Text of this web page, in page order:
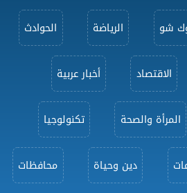
شو الرياضة الحوادث
الاقتصاد أخبار عربية
المرأة والصحة تكنولوجيا
دين وحياة محافظات